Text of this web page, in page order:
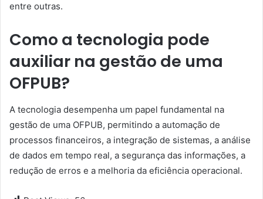
entre outras.
Como a tecnologia pode
auxiliar na gestão de uma
OFPUB?
A tecnologia desempenha um papel fundamental na
gestão de uma OFPUB, permitindo a automação de
processos financeiros, a integração de sistemas, a análise
de dados em tempo real, a segurança das informações, a
redução de erros e a melhoria da eficiência operacional.